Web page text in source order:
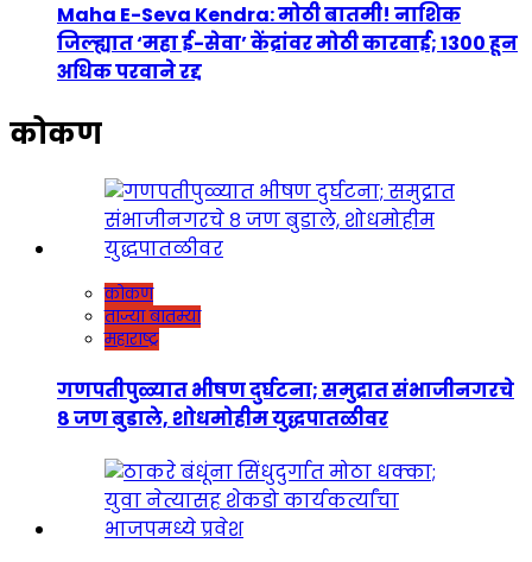
Maha E-Seva Kendra: मोठी बातमी! नाशिक
जिल्ह्यात ‘महा ई-सेवा’ केंद्रांवर मोठी कारवाई; 1300 हून
अधिक परवाने रद्द
कोकण
कोकण
ताज्या बातम्या
महाराष्ट्र
गणपतीपुळ्यात भीषण दुर्घटना; समुद्रात संभाजीनगरचे
८ जण बुडाले, शोधमोहीम युद्धपातळीवर